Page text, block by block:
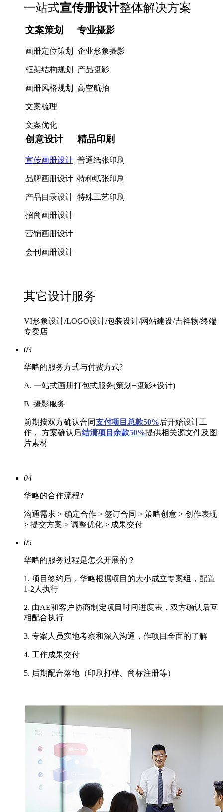
一站式宣传册设计整体解决方案
文案策划
画册定位策划
框架结构规划
画册风格规划
文案梳理
文案优化
专业摄影
企业形象摄影
产品摄影
高空航拍
创意设计
宣传画册设计
品牌画册设计
产品目录设计
招商画册设计
营销画册设计
会刊画册设计
精品印刷
普通纸张印刷
特种纸张印刷
特殊工艺印刷
其它设计服务
VI形象设计/LOGO设计/包装设计/网站建设/吉祥物/终端
专卖店
03
华略的服务方式与付费方式?
A. 一站式画册打包式服务(策划+摄影+设计)
B. 摄影服务
前期按双方确认合同支付项目总款50%后开始设计工
作， 方案确认后结清项目余款50%提供相关源文件及图
片素材
04
华略的合作流程?
沟通需求 > 确定合作 > 签订合同 > 策略创意 > 创作表现
> 提交方案 > 调整优化 > 成果交付
05
华略的服务过程是怎么开展的？
1. 项目签约后，华略根据项目的大小成立专案组，配置
1-2人执行
2. 由AE和客户协商制定项目时间进度表，双方确认后互
相配合执行
3. 专案人员实地考察和深入沟通，作项目全面的了解
4. 工作成果交付
5. 后期配合落地（印刷打样、商标注册等）